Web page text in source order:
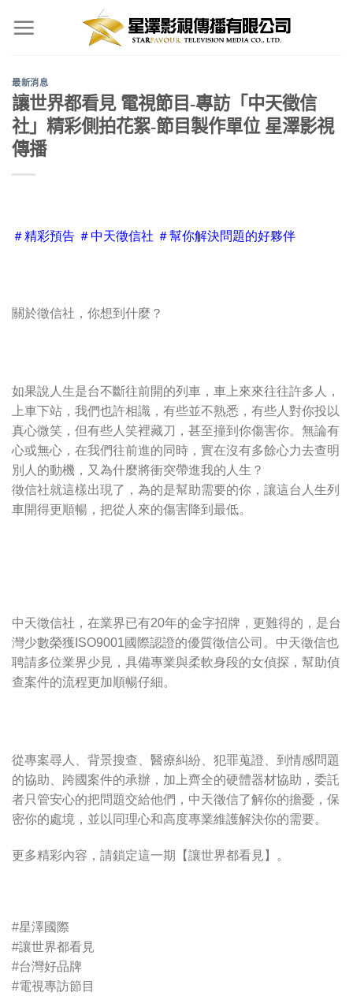
最新消息
讓世界都看見 電視節目-專訪「中天徵信
社」精彩側拍花絮-節目製作單位 星澤影視
傳播
＃精彩預告 ＃中天徵信社 ＃幫你解決問題的好夥伴
關於徵信社，你想到什麼？
如果說人生是台不斷往前開的列車，車上來來往往許多人，
上車下站，我們也許相識，有些並不熟悉，有些人對你投以
真心微笑，但有些人笑裡藏刀，甚至撞到你傷害你。無論有
心或無心，在我們往前進的同時，實在沒有多餘心力去查明
別人的動機，又為什麼將衝突帶進我的人生？
徵信社就這樣出現了，為的是幫助需要的你，讓這台人生列
車開得更順暢，把從人來的傷害降到最低。
中天徵信社，在業界已有20年的金字招牌，更難得的，是台
灣少數榮獲ISO9001國際認證的優質徵信公司。中天徵信也
聘請多位業界少見，具備專業與柔軟身段的女偵探，幫助偵
查案件的流程更加順暢仔細。
從專案尋人、背景搜查、醫療糾紛、犯罪蒐證、到情感問題
的協助、跨國案件的承辦，加上齊全的硬體器材協助，委託
者只管安心的把問題交給他們，中天徵信了解你的擔憂，保
密你的處境，並以同理心和高度專業維護解決你的需要。
更多精彩內容，請鎖定這一期【讓世界都看見】。
#星澤國際
#讓世界都看見
#台灣好品牌
#電視專訪節目